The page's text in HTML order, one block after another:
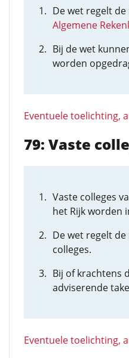
De wet regelt
Algemene
Bij de wet
worden
Eventuele toelichting,
79: Vaste
Vaste colleges
het Rijk worden
De wet regelt
colleges.
Bij of krachtens
adviserende
Eventuele toelichting,